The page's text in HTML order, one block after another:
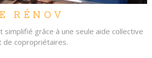
RÉNOV
simplifié grâce à une seule aide collective
de copropriétaires.